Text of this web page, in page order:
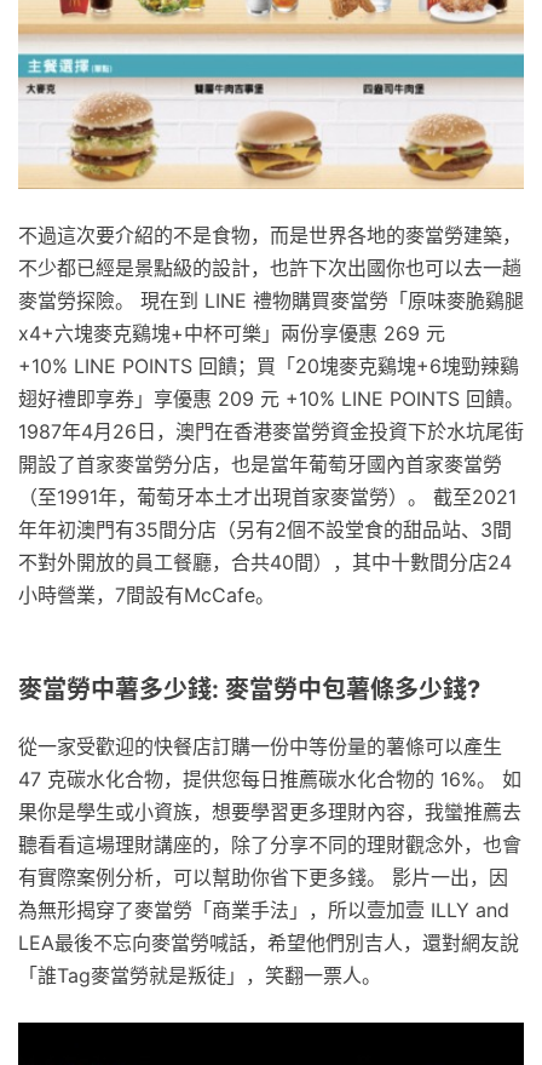
不過這次要介紹的不是食物，而是世界各地的麥當勞建築，
不少都已經是景點級的設計，也許下次出國你也可以去一趟
麥當勞探險。 現在到 LINE 禮物購買麥當勞「原味麥脆鷄腿
x4+六塊麥克鷄塊+中杯可樂」兩份享優惠 269 元
+10% LINE POINTS 回饋；買「20塊麥克鷄塊+6塊勁辣鷄
翅好禮即享券」享優惠 209 元 +10% LINE POINTS 回饋。
1987年4月26日，澳門在香港麥當勞資金投資下於水坑尾街
開設了首家麥當勞分店，也是當年葡萄牙國內首家麥當勞
（至1991年，葡萄牙本土才出現首家麥當勞）。 截至2021
年年初澳門有35間分店（另有2個不設堂食的甜品站、3間
不對外開放的員工餐廳，合共40間），其中十數間分店24
小時營業，7間設有McCafe。
麥當勞中薯多少錢: 麥當勞中包薯條多少錢?
從一家受歡迎的快餐店訂購一份中等份量的薯條可以產生
47 克碳水化合物，提供您每日推薦碳水化合物的 16%。 如
果你是學生或小資族，想要學習更多理財內容，我蠻推薦去
聽看看這場理財講座的，除了分享不同的理財觀念外，也會
有實際案例分析，可以幫助你省下更多錢。 影片一出，因
為無形揭穿了麥當勞「商業手法」，所以壹加壹 ILLY and
LEA最後不忘向麥當勞喊話，希望他們別吉人，還對網友說
「誰Tag麥當勞就是叛徒」，笑翻一票人。